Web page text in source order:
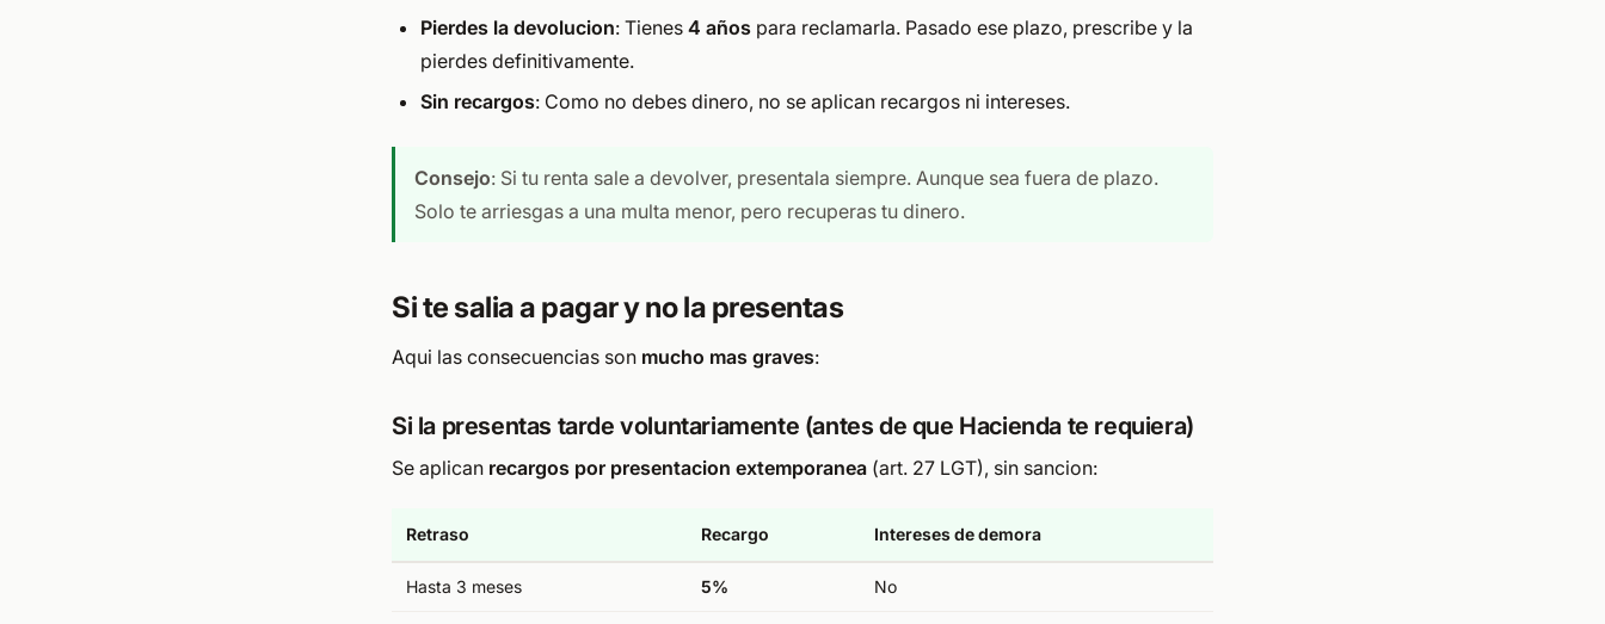
Pierdes la devolucion: Tienes 4 años para reclamarla. Pasado ese plazo, prescribe y la
pierdes definitivamente.
Sin recargos: Como no debes dinero, no se aplican recargos ni intereses.
Consejo: Si tu renta sale a devolver, presentala siempre. Aunque sea fuera de plazo.
Solo te arriesgas a una multa menor, pero recuperas tu dinero.
Si te salia a pagar y no la presentas
Aqui las consecuencias son mucho mas graves:
Si la presentas tarde voluntariamente (antes de que Hacienda te requiera)
Se aplican recargos por presentacion extemporanea (art. 27 LGT), sin sancion:
Retraso Recargo Intereses de demora
Hasta 3 meses 5% No